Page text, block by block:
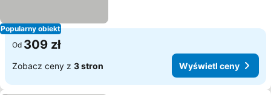
Popularny obiekt
Od 309 zł
Zobacz ceny z 3 stron Wyświetl ceny